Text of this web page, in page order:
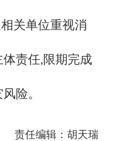
关单位重视消
责任,限期完成
险。
责任编辑：胡天瑞